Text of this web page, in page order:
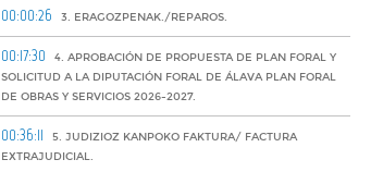
00:00:26 3. ERAGOZPENAK./REPAROS.
00:17:30
4. APROBACIÓN DE PROPUESTA DE PLAN FORAL Y
SOLICITUD A LA DIPUTACIÓN FORAL DE ÁLAVA PLAN FORAL
DE OBRAS Y SERVICIOS 2026-2027.
00:36:11
5. JUDIZIOZ KANPOKO FAKTURA/ FACTURA
EXTRAJUDICIAL.